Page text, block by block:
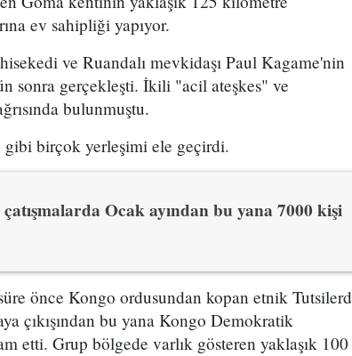
ev sahipliği yapıyor.
ve Ruandalı mevkidaşı Paul Kagame'nin
sonra gerçekleşti. İkili "acil ateşkes" ve
bulunmuştu.
birçok yerleşimi ele geçirdi.
Ocak ayından bu yana 7000 kişi
önce Kongo ordusundan kopan etnik
çıkışından bu yana Kongo Demokratik
etti. Grup bölgede varlık gösteren yaklaşık 100